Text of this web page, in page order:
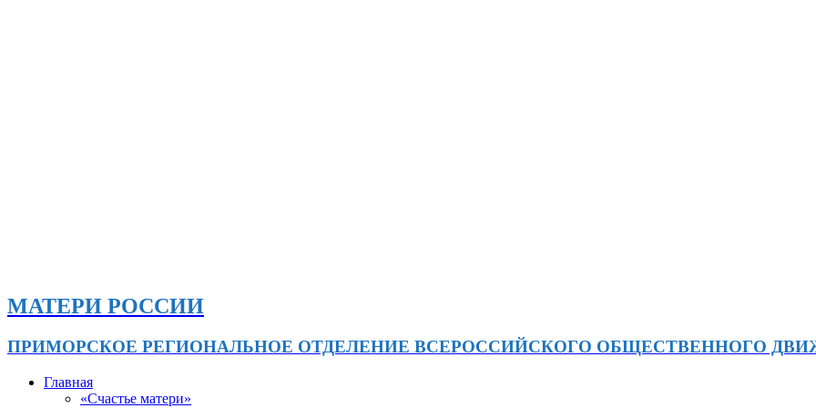
МАТЕРИ РОССИИ
ПРИМОРСКОЕ РЕГИОНАЛЬНОЕ ОТДЕЛЕНИЕ ВСЕРОССИЙСКОГО ОБЩЕСТВЕННОГО
Главная
«Счастье матери»